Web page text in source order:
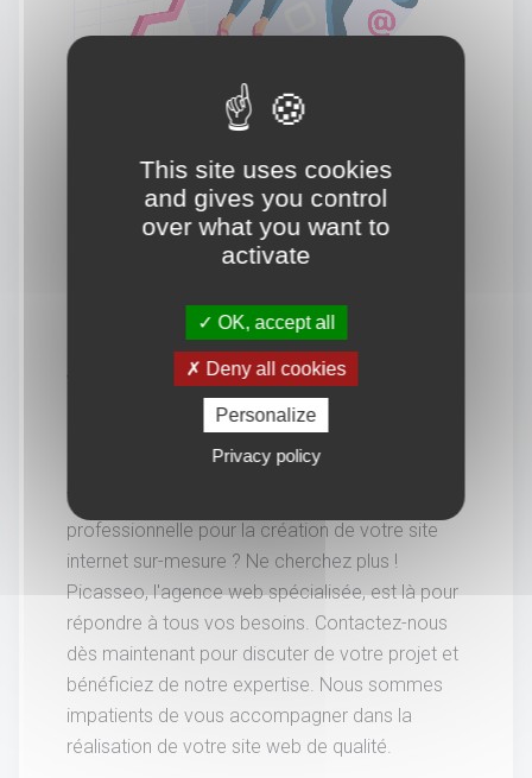
Vous souhaitez en savoir
davantage.
Vous recherchez une agence web
professionnelle pour la création de votre site
internet sur-mesure ? Ne cherchez plus !
Picasseo, l'agence web spécialisée, est là pour
répondre à tous vos besoins. Contactez-nous
dès maintenant pour discuter de votre projet et
bénéficiez de notre expertise. Nous sommes
impatients de vous accompagner dans la
réalisation de votre site web de qualité.
This site uses cookies
and gives you control
over what you want to
activate
OK, accept all
Deny all cookies
Personalize
Privacy policy